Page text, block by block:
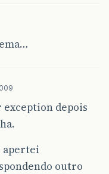
depois
apertei
outro